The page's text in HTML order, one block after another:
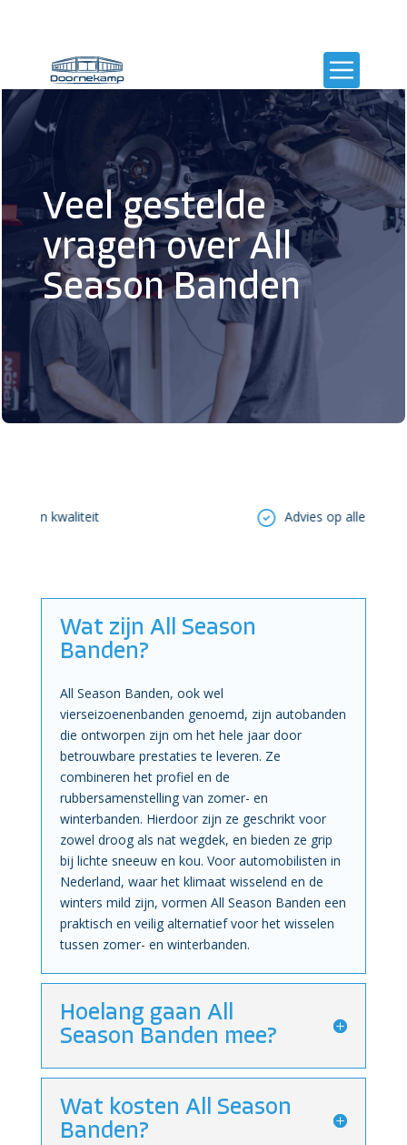
Veel gestelde
vragen over All
Season Banden
en kwaliteit Advies op alle vlakken
Wat zijn All Season
Banden?
All Season Banden, ook wel
vierseizoenenbanden genoemd, zijn autobanden
die ontworpen zijn om het hele jaar door
betrouwbare prestaties te leveren. Ze
combineren het profiel en de
rubbersamenstelling van zomer- en
winterbanden. Hierdoor zijn ze geschrikt voor
zowel droog als nat wegdek, en bieden ze grip
bij lichte sneeuw en kou. Voor automobilisten in
Nederland, waar het klimaat wisselend en de
winters mild zijn, vormen All Season Banden een
praktisch en veilig alternatief voor het wisselen
tussen zomer- en winterbanden.
Hoelang gaan All
Season Banden mee?
Wat kosten All Season
Banden?